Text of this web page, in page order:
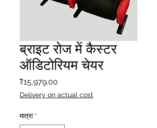
ब्राइट रोज में कैस्टर
ऑडिटोरियम चेयर
₹15,979.00
Delivery on actual cost
मात्रा *